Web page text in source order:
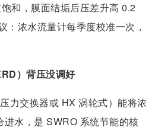
和，膜面结垢后压差升高 0.2
：浓水流量计每季度校准一次，
）背压没调好
力交换器或 HX 涡轮式）能将浓
水，是 SWRO 系统节能的核